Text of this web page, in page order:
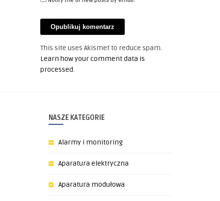
This site uses Akismet to reduce spam.
Learn how your comment data is
processed.
NASZE KATEGORIE
Alarmy i monitoring
Aparatura elektryczna
Aparatura modułowa